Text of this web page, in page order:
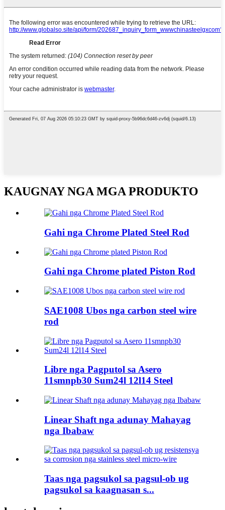
KAUGNAY NGA MGA PRODUKTO
Gahi nga Chrome Plated Steel Rod
Gahi nga Chrome plated Piston Rod
SAE1008 Ubos nga carbon steel wire
rod
Libre nga Pagputol sa Asero
11smnpb30 Sum24l 12l14 Steel
Linear Shaft nga adunay Mahayag
nga Ibabaw
Taas nga pagsukol sa pagsul-ob ug
pagsukol sa kaagnasan s...